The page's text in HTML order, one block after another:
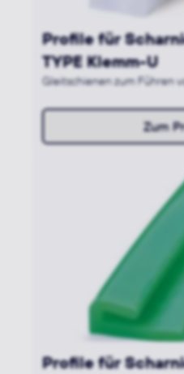
Profile für
TYPE Klemm-U
Gleitschienen zum Führen
Zum
Profile für